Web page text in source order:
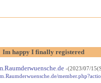
Im happy I finally registered
-(2023/07/